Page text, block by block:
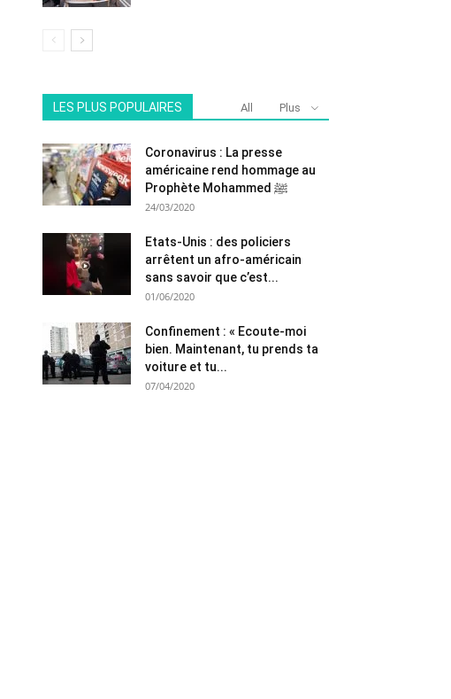
LES PLUS POPULAIRES All Plus
Coronavirus : La presse
américaine rend hommage au
Prophète Mohammed ﷺ
24/03/2020
Etats-Unis : des policiers
arrêtent un afro-américain
sans savoir que c’est...
01/06/2020
Confinement : « Ecoute-moi
bien. Maintenant, tu prends ta
voiture et tu...
07/04/2020